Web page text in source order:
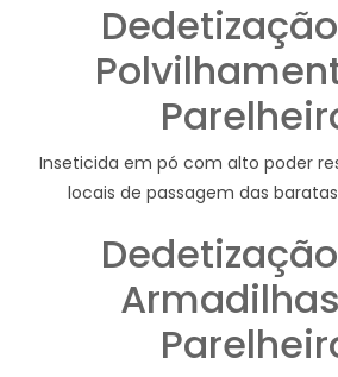
Inseticida em pó com alto poder
locais de passagem das